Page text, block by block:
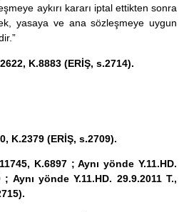
aykırı kararı iptal ettikten sonra
yasaya ve ana sözleşmeye uygun
K.8883 (ERİŞ, s.2714).
K.2379 (ERİŞ, s.2709).
K.6897 ; Aynı yönde Y.11.HD.
Aynı yönde Y.11.HD. 29.9.2011 T.,